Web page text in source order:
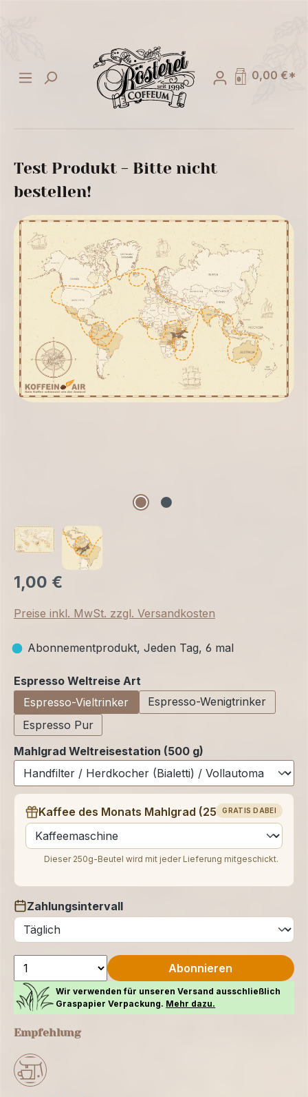
0,00 €*
Test Produkt - Bitte nicht
bestellen!
1,00 €
Preise inkl. MwSt. zzgl. Versandkosten
Abonnementprodukt, Jeden Tag, 6 mal
Espresso Weltreise Art
Espresso-Vieltrinker
Espresso-Wenigtrinker
Espresso Pur
Mahlgrad Weltreisestation (500 g)
GRATIS DABEI
Kaffee des Monats Mahlgrad (250 g)
auswählen
Dieser 250g-Beutel wird mit jeder Lieferung mitgeschickt.
Zahlungsintervall
auswählen
Abonnieren
Wir verwenden für unseren Versand ausschließlich
Graspapier Verpackung. Mehr dazu.
Empfehlung